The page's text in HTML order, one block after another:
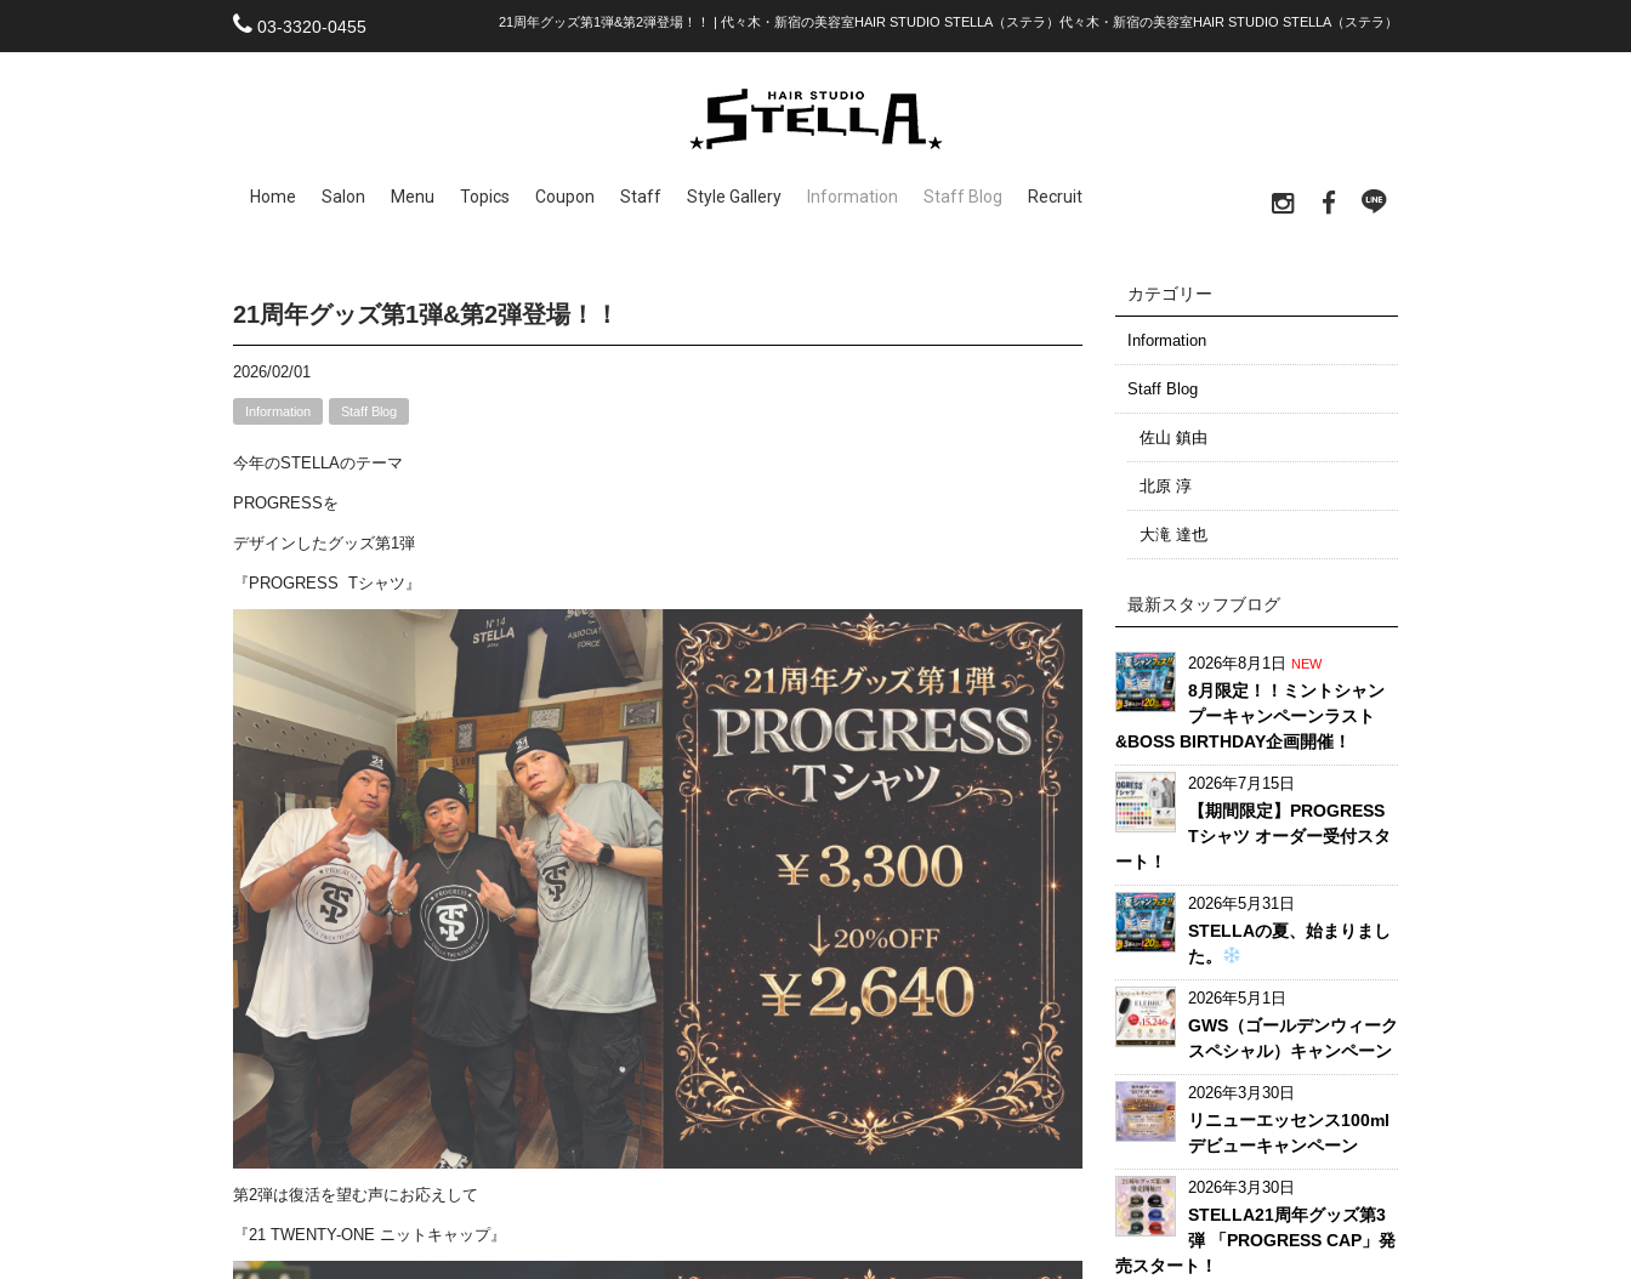
03-3320-0455 21周年グッズ第1弾&第2弾登場！！ | 代々木・新宿の美容室HAIR STUDIO STELLA（ステラ）代々木・新宿の美容室HAIR STUDIO STELLA（ステラ）
Home Salon Menu Topics Coupon Staff Style Gallery Information Staff Blog Recruit
21周年グッズ第1弾&第2弾登場！！
2026/02/01
Information Staff Blog
今年のSTELLAのテーマ
PROGRESSを
デザインしたグッズ第1弾
『PROGRESS Tシャツ』
第2弾は復活を望む声にお応えして
『21 TWENTY-ONE ニットキャップ』
カテゴリー
Information
Staff Blog
佐山 鎮由
北原 淳
大滝 達也
最新スタッフブログ
2026年8月1日 NEW
8月限定！！ミントシャン
プーキャンペーンラスト
&BOSS BIRTHDAY企画開催！
2026年7月15日
【期間限定】PROGRESS
Tシャツ オーダー受付スタ
ート！
2026年5月31日
STELLAの夏、始まりまし
た。
2026年5月1日
GWS（ゴールデンウィーク
スペシャル）キャンペーン
2026年3月30日
リニューエッセンス100ml
デビューキャンペーン
2026年3月30日
STELLA21周年グッズ第3
弾 「PROGRESS CAP」発
売スタート！